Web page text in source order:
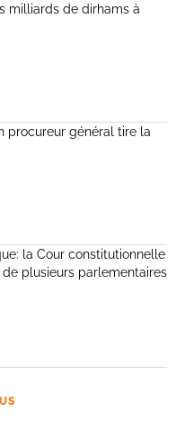
milliards de dirhams à
procureur général tire la
la Cour constitutionnelle
plusieurs parlementaires